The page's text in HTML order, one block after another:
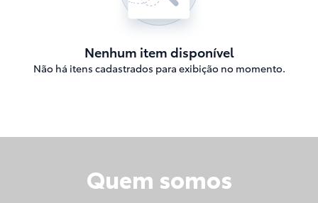
Nenhum item disponível
Não há itens cadastrados para exibição no momento.
Quem somos